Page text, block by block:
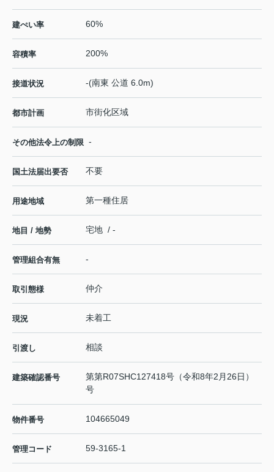
建ぺい率 60%
容積率 200%
接道状況 -(南東 公道 6.0m)
都市計画 市街化区域
その他法令上の制限 -
国土法届出要否 不要
用途地域 第一種住居
地目 / 地勢 宅地 / -
管理組合有無 -
取引態様 仲介
現況 未着工
引渡し 相談
建築確認番号
第第R07SHC127418号（令和8年2月26日）
号
物件番号 104665049
管理コード 59-3165-1